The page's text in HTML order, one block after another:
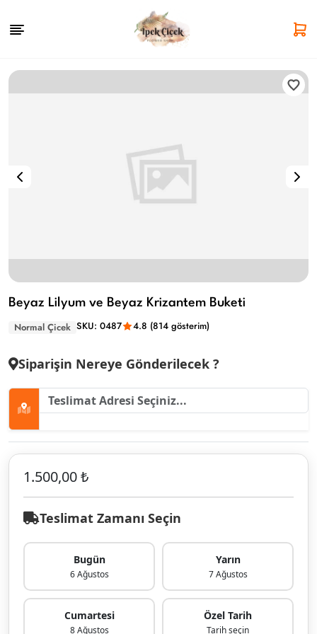
Beyaz Lilyum ve Beyaz Krizantem Buketi
Normal Çicek SKU: 0487 4.8 (814 gösterim)
Siparişin Nereye Gönderilecek ?
1.500,00 ₺
Teslimat Zamanı Seçin
Bugün
6 Ağustos
Yarın
7 Ağustos
Cumartesi
8 Ağustos
Özel Tarih
Tarih seçin